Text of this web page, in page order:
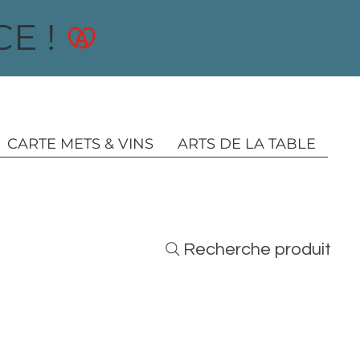
!
CARTE METS & VINS ARTS DE LA TABLE
Recherche produit